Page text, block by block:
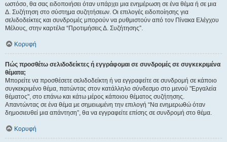
ωστόσο, θα σας ειδοποιήσει όταν υπάρχει μια ενημέρωση σε ένα θέμα ή σε μια
Δ. Συζήτηση στο σύστημα συζητήσεων. Οι επιλογές ειδοποίησης για
σελιδοδείκτες και συνδρομές μπορούν να ρυθμιστούν από τον Πίνακα Ελέγχου
Μέλους, στην καρτέλα “Προτιμήσεις Δ. Συζήτησης”.
Κορυφή
Πώς προσθέτω σελιδοδείκτες ή εγγράφομαι σε συνδρομές σε συγκεκριμένα
θέματα;
Μπορείτε να προσθέσετε σελιδοδείκτη ή να εγγραφείτε σε συνδρομή σε κάποιο
συγκεκριμένο θέμα, πατώντας στον κατάλληλο σύνδεσμο στο μενού "Εργαλεία
θέματος", στο επάνω και κάτω μέρος κάποιου θέματος συζήτησης.
Απαντώντας σε ένα θέμα με σημειωμένη την επιλογή “Να ενημερωθώ όταν
δημοσιευθεί μια απάντηση”, θα να εγγραφείτε επίσης σε συνδρομή στο θέμα.
Κορυφή